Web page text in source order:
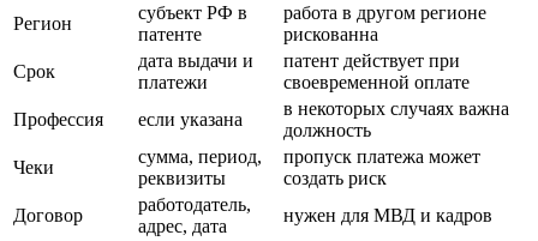
Регион
субъект РФ в
патенте
работа в другом регионе
рискованна
Срок
дата выдачи и
платежи
патент действует при
своевременной оплате
Профессия
если указана
в некоторых случаях важна
должность
Чеки
сумма, период,
реквизиты
пропуск платежа может
создать риск
Договор
работодатель,
адрес, дата
нужен для МВД и кадров